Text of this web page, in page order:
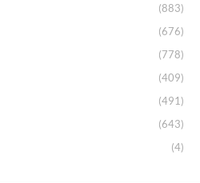
(883)
(676)
(778)
(409)
(491)
(643)
(4)